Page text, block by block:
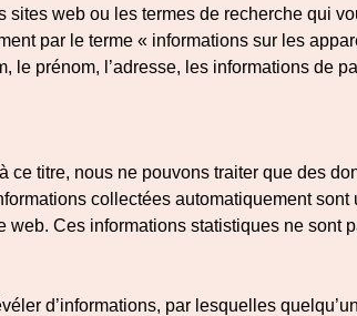
web ou les termes de recherche qui
par le terme « informations sur les
le prénom, l’adresse, les informations de
titre, nous ne pouvons traiter que des
collectées automatiquement
Ces informations statistiques ne
d’informations, par lesquelles